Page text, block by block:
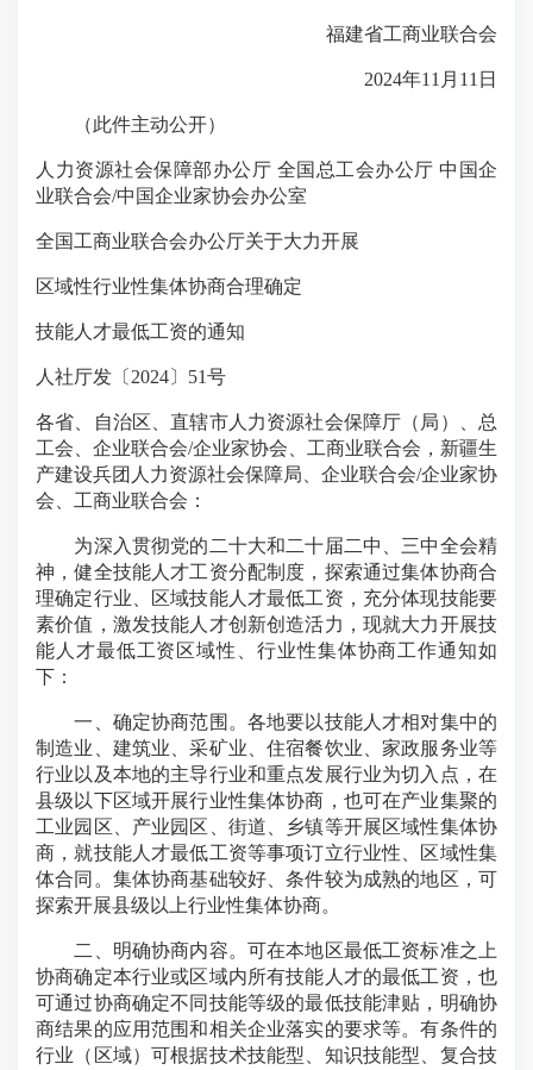
福建省工商业联合会
2024年11月11日
（此件主动公开）
人力资源社会保障部办公厅 全国总工会办公厅 中国企
业联合会/中国企业家协会办公室
全国工商业联合会办公厅关于大力开展
区域性行业性集体协商合理确定
技能人才最低工资的通知
人社厅发〔2024〕51号
各省、自治区、直辖市人力资源社会保障厅（局）、总
工会、企业联合会/企业家协会、工商业联合会，新疆生
产建设兵团人力资源社会保障局、企业联合会/企业家协
会、工商业联合会：
为深入贯彻党的二十大和二十届二中、三中全会精
神，健全技能人才工资分配制度，探索通过集体协商合
理确定行业、区域技能人才最低工资，充分体现技能要
素价值，激发技能人才创新创造活力，现就大力开展技
能人才最低工资区域性、行业性集体协商工作通知如
下：
一、确定协商范围。各地要以技能人才相对集中的
制造业、建筑业、采矿业、住宿餐饮业、家政服务业等
行业以及本地的主导行业和重点发展行业为切入点，在
县级以下区域开展行业性集体协商，也可在产业集聚的
工业园区、产业园区、街道、乡镇等开展区域性集体协
商，就技能人才最低工资等事项订立行业性、区域性集
体合同。集体协商基础较好、条件较为成熟的地区，可
探索开展县级以上行业性集体协商。
二、明确协商内容。可在本地区最低工资标准之上
协商确定本行业或区域内所有技能人才的最低工资，也
可通过协商确定不同技能等级的最低技能津贴，明确协
商结果的应用范围和相关企业落实的要求等。有条件的
行业（区域）可根据技术技能型、知识技能型、复合技